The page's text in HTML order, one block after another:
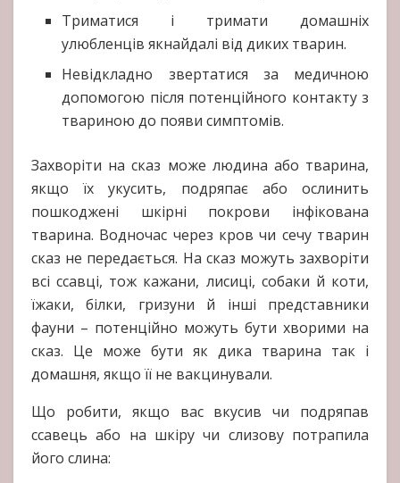
Триматися і тримати домашніх
улюбленців якнайдалі від диких тварин.
Невідкладно звертатися за медичною
допомогою після потенційного контакту з
твариною до появи симптомів.
Захворіти на сказ може людина або тварина,
якщо їх укусить, подряпає або ослинить
пошкоджені шкірні покрови інфікована
тварина. Водночас через кров чи сечу тварин
сказ не передається. На сказ можуть захворіти
всі ссавці, тож кажани, лисиці, собаки й коти,
їжаки, білки, гризуни й інші представники
фауни – потенційно можуть бути хворими на
сказ. Це може бути як дика тварина так і
домашня, якщо її не вакцинували.
Що робити, якщо вас вкусив чи подряпав
ссавець або на шкіру чи слизову потрапила
його слина: